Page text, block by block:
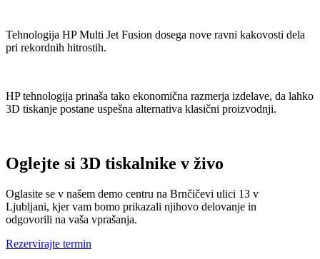
Tehnologija HP Multi Jet Fusion dosega nove ravni kakovosti dela
pri rekordnih hitrostih.
HP tehnologija prinaša tako ekonomična razmerja izdelave, da lahko
3D tiskanje postane uspešna alternativa klasični proizvodnji.
Oglejte si 3D tiskalnike v živo
Oglasite se v našem demo centru na Brnčičevi ulici 13 v
Ljubljani, kjer vam bomo prikazali njihovo delovanje in
odgovorili na vaša vprašanja.
Rezervirajte termin